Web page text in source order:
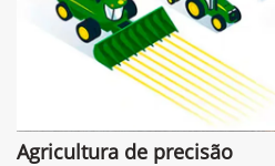
Agricultura de precisão